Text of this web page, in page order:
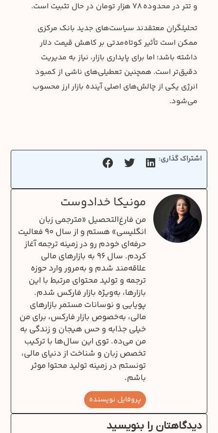
و تتر در محدوده ۷۸ هزار تومان در حال تثبیت است.
تحلیلگران معتقدند سیاست‌های جدید بانک مرکزی
ممکن است تأثیر کوتاه‌مدتی بر کاهش قیمت دلار
داشته باشد؛ اما برای پایداری بازار، نیاز به مدیریت
دقیق‌تر است. همچنین تعطیلی‌های ناشی از کمبود
انرژی یکی از چالش‌های اصلی آینده بازار ارز محسوب
می‌شود.
اشتراک گذاری:
مونیکا خدادوست
من فارغ‌التحصیل «مترجمی زبان
انگلیسی» هستم و از سال ۹۰ فعالیت
حرفه‌ای خودم رو در زمینه ترجمه آغاز
کردم. سال ۹۶ به بازارهای مالی
علاقه‌مند شدم و به‌مرور وارد حوزه
ترجمه و تولید محتوای مرتبط با این
بازارها، به‌ویژه بازار فارکس شدم.
پویایی و نوسانات مستمر بازارهای
مالی، به‌خصوص بازار فارکس، برای من
خیلی جذابه و حس هیجان و زندگی به
من می‌ده. توی این سال‌ها با ترکیب
تخصص زبان و شناخت از دنیای مالی،
تونستم در زمینه تولید محتوا موثر
باشم.
پروفایل نویسنده
دیدگاهتان را بنویسید